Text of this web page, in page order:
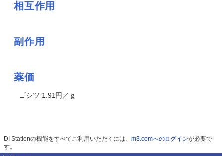
相互作用
副作用
薬価
ゴシツ 1.91円／ｇ
DI Stationの機能をすべてご利用いただくには、 m3.comへのログインが必要で
す。